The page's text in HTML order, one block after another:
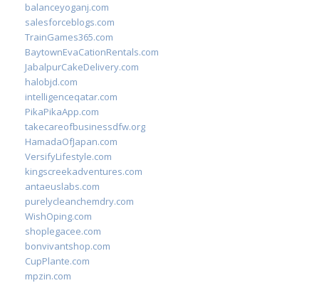
balanceyoganj.com
salesforceblogs.com
TrainGames365.com
BaytownEvaCationRentals.com
JabalpurCakeDelivery.com
halobjd.com
intelligenceqatar.com
PikaPikaApp.com
takecareofbusinessdfw.org
HamadaOfJapan.com
VersifyLifestyle.com
kingscreekadventures.com
antaeuslabs.com
purelycleanchemdry.com
WishOping.com
shoplegacee.com
bonvivantshop.com
CupPlante.com
mpzin.com